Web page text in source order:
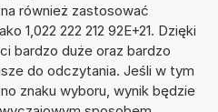
również zastosować
1,022 222 212 92E+21. Dzięki
bardzo duże oraz bardzo
do odczytania. Jeśli w tym
znaku wyboru, wynik będzie